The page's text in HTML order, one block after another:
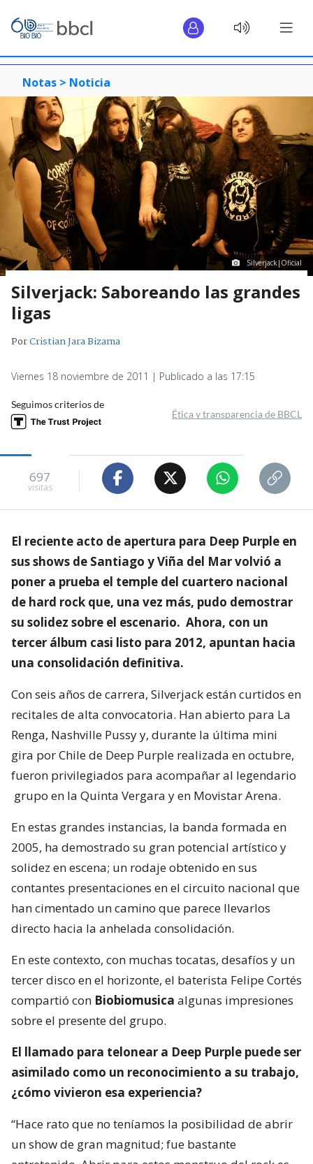
Notas > Noticia
Silverjack|Oficial
Silverjack: Saboreando las grandes
ligas
PorCristian Jara Bizama
Viernes 18 noviembre de 2011 | Publicado a las 17:15
Seguimos criterios de
Ética y transparencia de BBCL
697
visitas
El reciente acto de apertura para Deep Purple en
sus shows de Santiago y Viña del Mar volvió a
poner a prueba el temple del cuartero nacional
de hard rock que, una vez más, pudo demostrar
su solidez sobre el escenario. Ahora, con un
tercer álbum casi listo para 2012, apuntan hacia
una consolidación definitiva.
Con seis años de carrera, Silverjack están curtidos en
recitales de alta convocatoria. Han abierto para La
Renga, Nashville Pussy y, durante la última mini
gira por Chile de Deep Purple realizada en octubre,
fueron privilegiados para acompañar al legendario
grupo en la Quinta Vergara y en Movistar Arena.
En estas grandes instancias, la banda formada en
2005, ha demostrado su gran potencial artístico y
solidez en escena; un rodaje obtenido en sus
contantes presentaciones en el circuito nacional que
han cimentado un camino que parece llevarlos
directo hacia la anhelada consolidación.
En este contexto, con muchas tocatas, desafíos y un
tercer disco en el horizonte, el baterista Felipe Cortés
compartió con Biobiomusica algunas impresiones
sobre el presente del grupo.
El llamado para telonear a Deep Purple puede ser
asimilado como un reconocimiento a su trabajo,
¿cómo vivieron esa experiencia?
“Hace rato que no teníamos la posibilidad de abrir
un show de gran magnitud; fue bastante